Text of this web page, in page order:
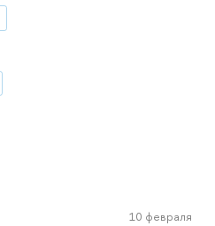
10 февраля